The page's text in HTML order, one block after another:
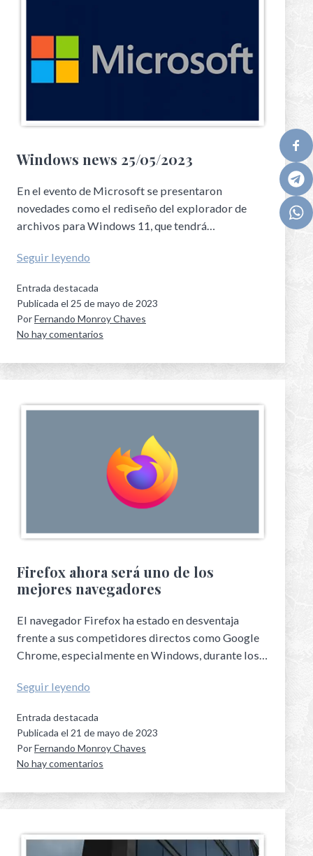
Windows news 25/05/2023
En el evento de Microsoft se presentaron
novedades como el rediseño del explorador de
archivos para Windows 11, que tendrá…
Seguir leyendo
Entrada destacada
Publicada el 25 de mayo de 2023
PorFernando Monroy Chaves
No hay comentarios
Firefox ahora será uno de los
mejores navegadores
El navegador Firefox ha estado en desventaja
frente a sus competidores directos como Google
Chrome, especialmente en Windows, durante los…
Seguir leyendo
Entrada destacada
Publicada el 21 de mayo de 2023
PorFernando Monroy Chaves
No hay comentarios